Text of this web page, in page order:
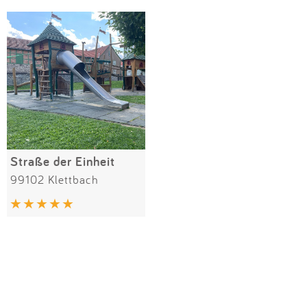
Anmelden
SPIELGERÄTE
Straße der Einheit
99102 Klettbach